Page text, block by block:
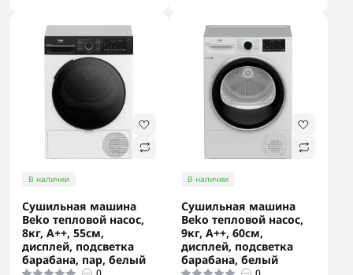
В наличии
Сушильная машина
Beko тепловой насос,
8кг, A++, 55см,
дисплей, подсветка
барабана, пар, белый
В наличии
Сушильная машина
Beko тепловой насос,
9кг, A++, 60см,
дисплей, подсветка
барабана, белый